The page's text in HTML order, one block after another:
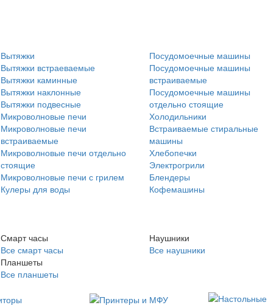
Вытяжки
Вытяжки встраеваемые
Вытяжки каминные
Вытяжки наклонные
Вытяжки подвесные
Микроволновые печи
Микроволновые печи
встраиваемые
Микроволновые печи отдельно
стоящие
Микроволновые печи с грилем
Кулеры для воды
Посудомоечные машины
Посудомоечные машины
встраиваемые
Посудомоечные машины
отдельно стоящие
Холодильники
Встраиваемые стиральные
машины
Хлебопечки
Электрогрили
Блендеры
Кофемашины
Смарт часы
Все смарт часы
Планшеты
Все планшеты
Наушники
Все наушники